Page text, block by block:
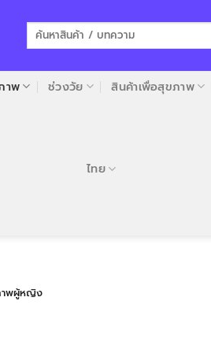
ค้นหา:
าพ ช่วงวัย สินค้าเพื่อสุขภาพ
ไทย
พผู้หญิง